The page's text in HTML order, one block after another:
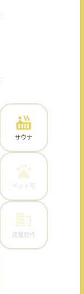
サウナ
ペット可
高層物件